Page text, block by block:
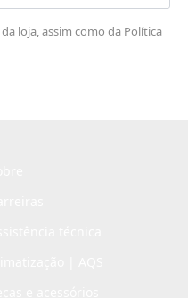
da loja, assim como da Política